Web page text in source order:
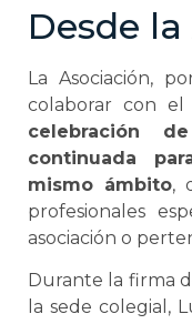
Desde
La Asociación,
colaborar con el
celebración
continuada
mismo ámbito,
profesionales
asociación o
Durante la firma
la sede colegial,